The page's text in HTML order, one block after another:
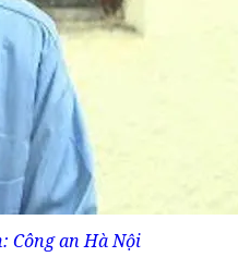
Công an Hà Nội